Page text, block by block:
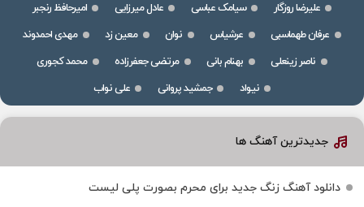
علیرضا روزگار
سیامک عباسی عادل میرزایی
امیرحافظ رنجبر
عرفان طهماسبی
عرشیاس نوان معین زد
مهدی احمدوند
ناصر زینعلی
بهنام بانی مرتضی جعفرزاده
محمد کجوری
نیواد
جمشید پروانی علی نواب
جدیدترین آهنگ ها
دانلود آهنگ زنگ جدید برای محرم بصورت پلی لیست